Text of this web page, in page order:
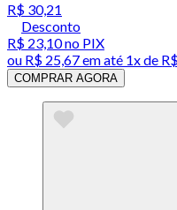
R$ 30,21
Desconto
R$ 23,10no PIX
ou R$ 25,67em até 1x de
COMPRAR AGORA